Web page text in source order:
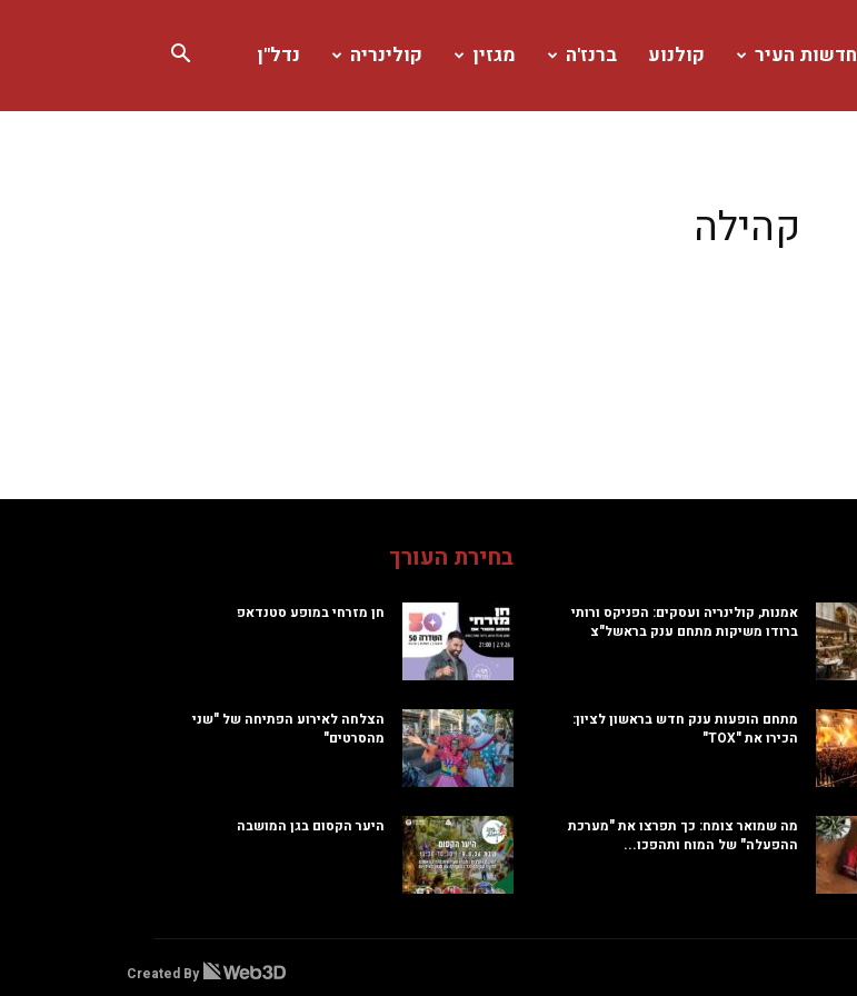
חדשות העיר קולנוע ברנז'ה מגזין קולינריה נדל"ן
קהילה
בחירת העורך
חן מזרחי במופע סטנדאפ
הצלחה לאירוע הפתיחה של "שני
מהסרטים"
היער הקסום בגן המושבה
אמנות, קולינריה ועסקים: הפניקס ורותי
ברודו משיקות מתחם ענק בראשל"צ
מתחם הופעות ענק חדש בראשון לציון:
הכירו את "TOX"
מה שמואר צומח: כך תפרצו את "מערכת
ההפעלה" של המוח ותהפכו...
Created By